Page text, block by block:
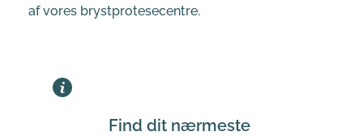
af vores brystprotesecentre.
Find dit nærmeste